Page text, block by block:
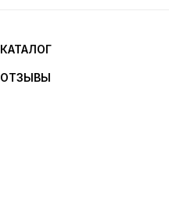
КАТАЛОГ
ОТЗЫВЫ